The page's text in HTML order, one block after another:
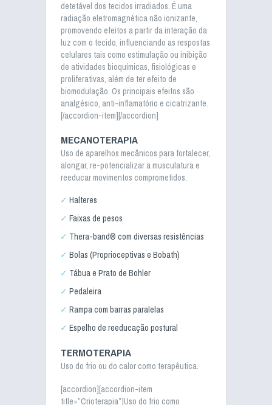
detetável dos tecidos irradiados. É uma
radiação eletromagnética não ionizante,
promovendo efeitos a partir da interação da
luz com o tecido, influenciando as respostas
celulares tais como estimulação ou inibição
de atividades bioquímicas, fisiológicas e
proliferativas, além de ter efeito de
biomodulação. Os principais efeitos são
analgésico, anti-inflamatório e cicatrizante.
[/accordion-item][/accordion]
MECANOTERAPIA
Uso de aparelhos mecânicos para fortalecer,
alongar, re-potencializar a musculatura e
reeducar movimentos comprometidos.
Halteres
Faixas de pesos
Thera-band® com diversas resistências
Bolas (Proprioceptivas e Bobath)
Tábua e Prato de Bohler
Pedaleira
Rampa com barras paralelas
Espelho de reeducação postural
TERMOTERAPIA
Uso do frio ou do calor como terapêutica.
[accordion][accordion-item
title=”Crioterapia”]Uso do frio como